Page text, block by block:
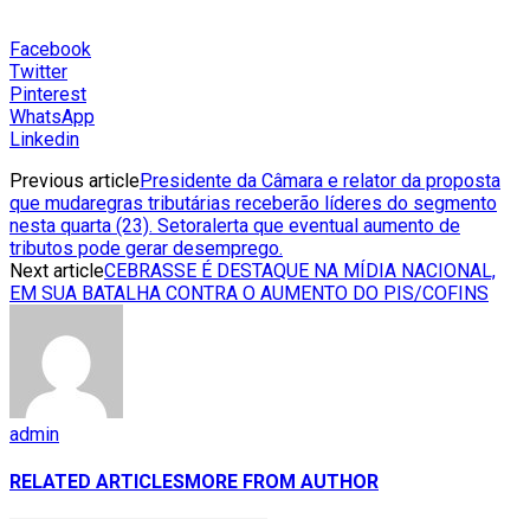
Facebook
Twitter
Pinterest
WhatsApp
Linkedin
Previous articlePresidente da Câmara e relator da proposta
que mudaregras tributárias receberão líderes do segmento
nesta quarta (23). Setoralerta que eventual aumento de
tributos pode gerar desemprego.
Next articleCEBRASSE É DESTAQUE NA MÍDIA NACIONAL,
EM SUA BATALHA CONTRA O AUMENTO DO PIS/COFINS
admin
RELATED ARTICLESMORE FROM AUTHOR